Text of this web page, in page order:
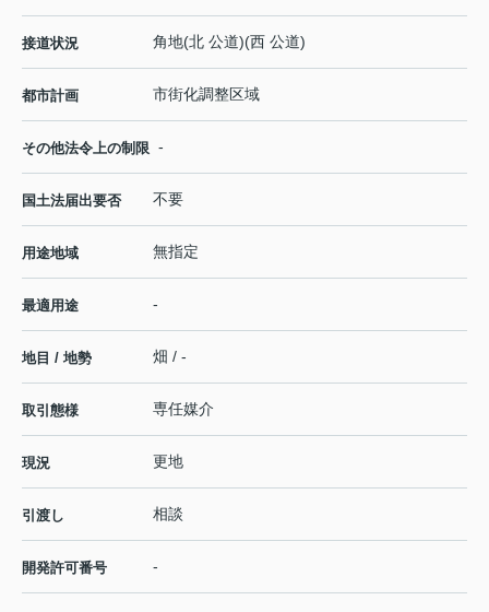
接道状況 角地(北 公道)(西 公道)
都市計画 市街化調整区域
その他法令上の制限 -
国土法届出要否 不要
用途地域 無指定
最適用途 -
地目 / 地勢 畑 / -
取引態様 専任媒介
現況 更地
引渡し 相談
開発許可番号 -